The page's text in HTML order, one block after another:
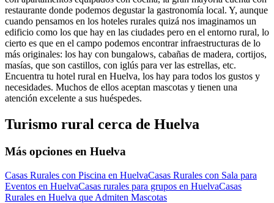
restaurante donde podemos degustar la gastronomía local. Y, aunque
cuando pensamos en los hoteles rurales quizá nos imaginamos un
edificio como los que hay en las ciudades pero en el entorno rural, lo
cierto es que en el campo podemos encontrar infraestructuras de lo
más originales: los hay con bungalows, cabañas de madera, cortijos,
masías, que son castillos, con iglús para ver las estrellas, etc.
Encuentra tu hotel rural en Huelva, los hay para todos los gustos y
necesidades. Muchos de ellos aceptan mascotas y tienen una
atención excelente a sus huéspedes.
Turismo rural cerca de Huelva
Más opciones en Huelva
Casas Rurales con Piscina en HuelvaCasas Rurales con Sala para
Eventos en HuelvaCasas rurales para grupos en HuelvaCasas
Rurales en Huelva que Admiten Mascotas